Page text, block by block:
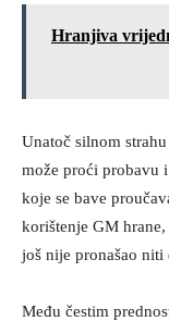
Hranjiva
Unatoč silnom
može proći probavu
koje se bave
korištenje GM
još nije pronašao niti
Među čestim